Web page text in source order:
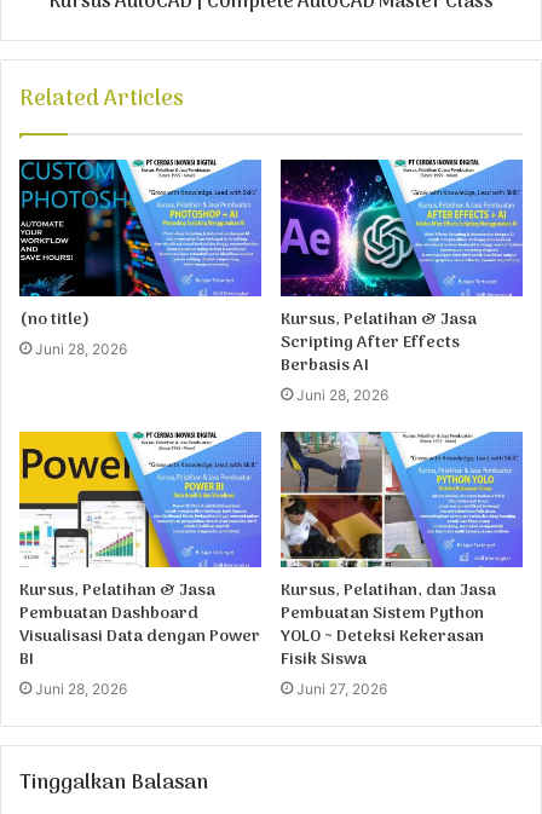
Related Articles
(no title)
Juni 28, 2026
Kursus, Pelatihan & Jasa
Scripting After Effects
Berbasis AI
Juni 28, 2026
Kursus, Pelatihan & Jasa
Pembuatan Dashboard
Visualisasi Data dengan Power
BI
Juni 28, 2026
Kursus, Pelatihan, dan Jasa
Pembuatan Sistem Python
YOLO ~ Deteksi Kekerasan
Fisik Siswa
Juni 27, 2026
Tinggalkan Balasan